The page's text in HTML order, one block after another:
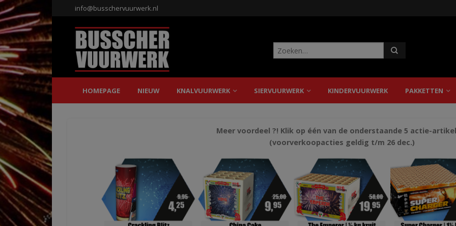
info@busschervuurwerk.nl
HOMEPAGE NIEUW KNALVUURWERK SIERVUURWERK KINDERVUURWERK PAKKETTEN
Meer voordeel ?! Klik op één van de onderstaande 5 actie-
(voorverkoopacties geldig t/m 26 dec.)